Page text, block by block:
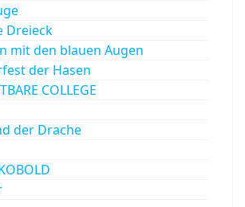
Dreieck
mit den blauen Augen
der Hasen
COLLEGE
der Drache